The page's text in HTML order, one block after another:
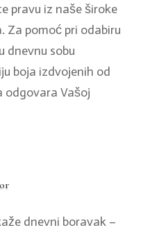
pravu iz naše široke
Za pomoć pri odabiru
dnevnu sobu
boja izdvojenih od
odgovara Vašoj
dnevni boravak –